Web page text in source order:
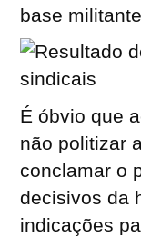
base
É óbvio que
não politizar
conclamar o
decisivos da
indicações